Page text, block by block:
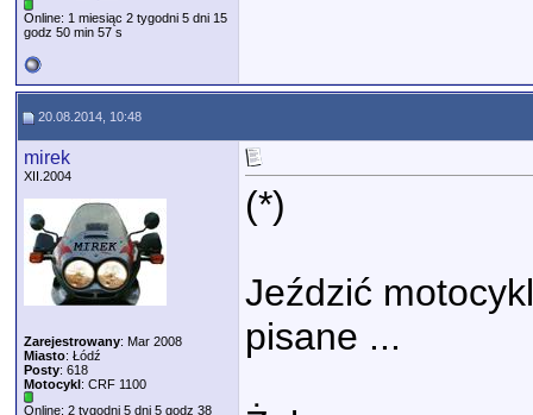
Online: 1 miesiąc 2 tygodni 5 dni 15
godz 50 min 57 s
20.08.2014, 10:48
mirek
XII.2004
Zarejestrowany: Mar 2008
Miasto: Łódź
Posty: 618
Motocykl: CRF 1100
Online: 2 tygodni 5 dni 5 godz 38
(*)
Jeździć
pisane ...